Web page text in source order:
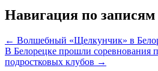
Навигация по записям
← Волшебный «Щелкунчик» в
В Белорецке прошли соревнования
подростковых клубов →